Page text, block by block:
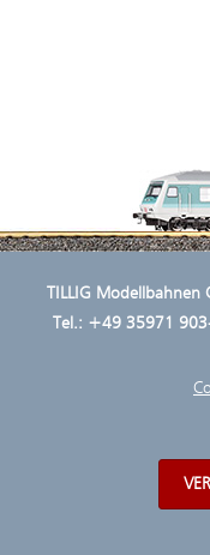
TILLIG
Tel.: +49 35971